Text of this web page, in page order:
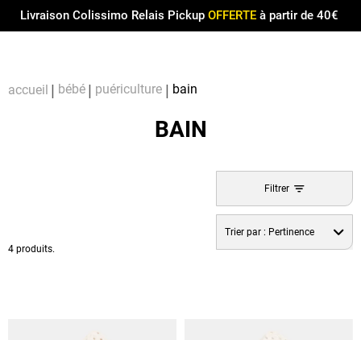
Livraison Colissimo Relais Pickup OFFERTEà partir de 40€
accueil bébé puériculture bain
BAIN
4 produits.
Filtrer
Trier par : Pertinence